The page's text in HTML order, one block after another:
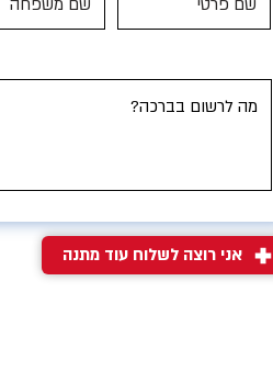
אני רוצה לשלוח עוד מתנה